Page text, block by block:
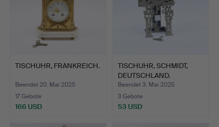
TISCHUHR, FRANKREICH.
Beendet 20. Mai 2025
17 Gebote
166 USD
TISCHUHR, SCHMIDT,
DEUTSCHLAND.
Beendet 3. Mai 2025
3 Gebote
53 USD